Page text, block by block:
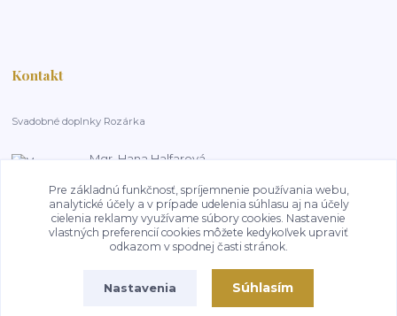
Kontakt
Svadobné doplnky Rozárka
Mgr. Hana Halfarová
14:00-18:00, pracovní dny
HalfarovaHana@seznam.cz
Pre základnú funkčnosť, spríjemnenie používania webu,
analytické účely a v prípade udelenia súhlasu aj na účely
cielenia reklamy využívame súbory cookies. Nastavenie
vlastných preferencií cookies môžete kedykoľvek upraviť
odkazom v spodnej časti stránok.
Nastavenia Súhlasím